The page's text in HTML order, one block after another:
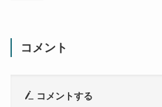
コメント
コメントする